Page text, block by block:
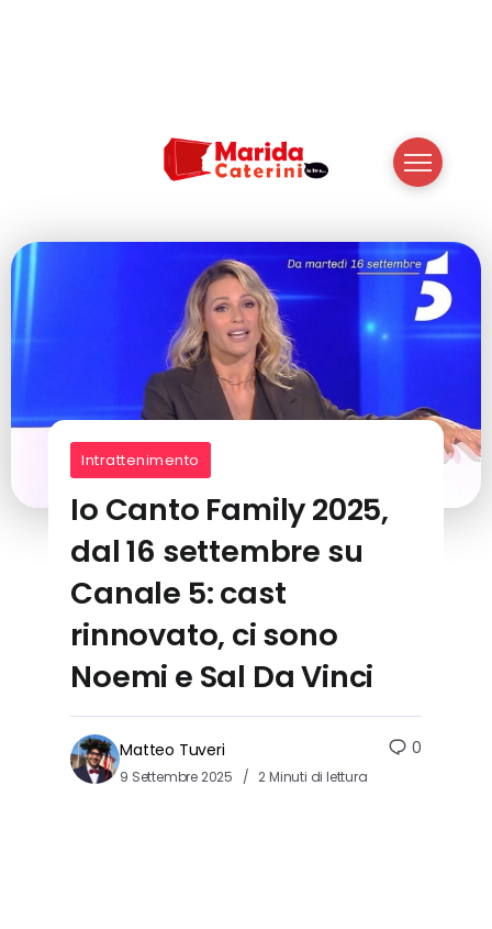
Intrattenimento
Io Canto Family 2025,
dal 16 settembre su
Canale 5: cast
rinnovato, ci sono
Noemi e Sal Da Vinci
Matteo Tuveri
9 Settembre 2025 2 Minuti di lettura
0